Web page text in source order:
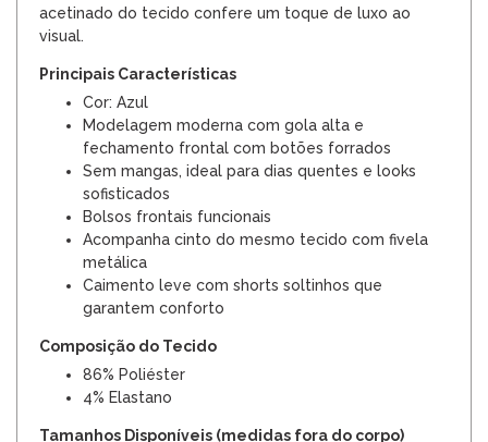
acetinado do tecido confere um toque de luxo ao
visual.
Principais Características
Cor: Azul
Modelagem moderna com gola alta e
fechamento frontal com botões forrados
Sem mangas, ideal para dias quentes e looks
sofisticados
Bolsos frontais funcionais
Acompanha cinto do mesmo tecido com fivela
metálica
Caimento leve com shorts soltinhos que
garantem conforto
Composição do Tecido
86% Poliéster
4% Elastano
Tamanhos Disponíveis (medidas fora do corpo)